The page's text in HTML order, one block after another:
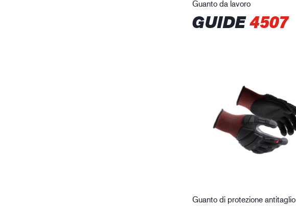
Guanto da lavoro
GUIDE4507
Guanto di protezione antitaglio